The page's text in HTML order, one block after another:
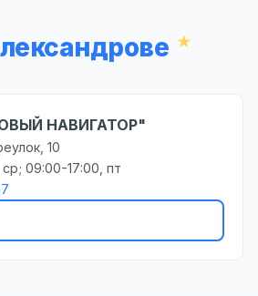
НАВИГАТОР"
10
09:00-17:00, пт